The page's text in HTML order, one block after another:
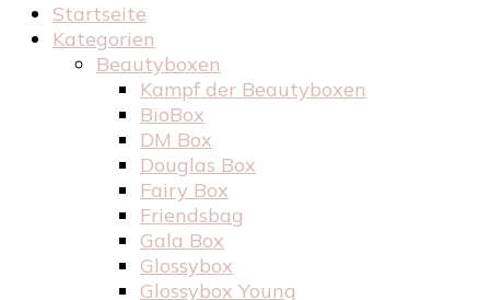
Startseite
Kategorien
Beautyboxen
Kampf der Beautyboxen
BioBox
DM Box
Douglas Box
Fairy Box
Friendsbag
Gala Box
Glossybox
Glossybox Young